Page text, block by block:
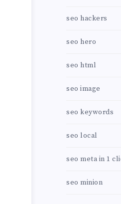
seo hackers
seo hero
seo html
seo image
seo keywords
seo local
seo meta in 1
seo minion